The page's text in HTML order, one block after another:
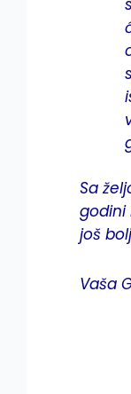
Sa
godini
još
Vaša